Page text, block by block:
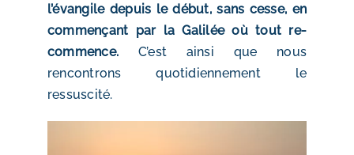
l’évangile depuis le début, sans cesse, en
commençant par la Galilée où tout re-
commence. C’est ainsi que nous
rencontrons quotidiennement le
ressuscité.